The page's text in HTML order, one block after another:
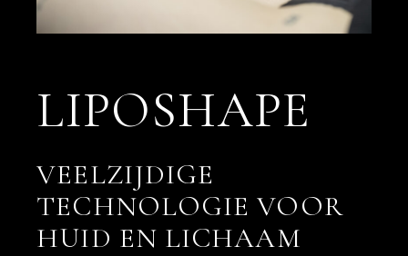
LIPOSHAPE
VEELZIJDIGE
TECHNOLOGIE VOOR
HUID EN LICHAAM